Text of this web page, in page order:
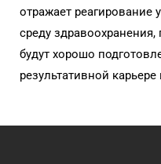
отражает реагирование
среду здравоохранения,
будут хорошо
результативной